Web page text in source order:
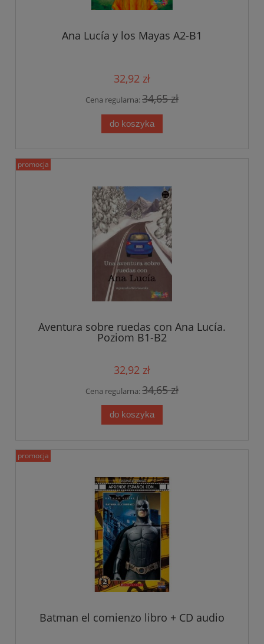
Ana Lucía y los Mayas A2-B1
32,92 zł
Cena regularna:34,65 zł
do koszyka
Aventura sobre ruedas con Ana Lucía.
Poziom B1-B2
32,92 zł
Cena regularna:34,65 zł
do koszyka
promocja
Batman el comienzo libro + CD audio
promocja